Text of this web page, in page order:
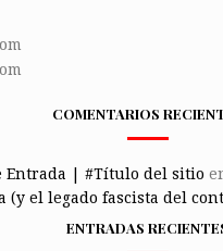
COMENTARIOS
Entrada | #Título del sitio
(y el legado fascista del
ENTRADAS